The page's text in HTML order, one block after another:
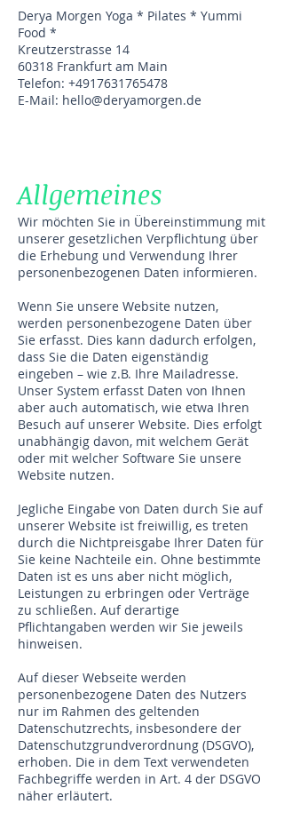
Derya Morgen Yoga * Pilates * Yummi
Food *
Kreutzerstrasse 14
60318 Frankfurt am Main
Telefon: +4917631765478
E-Mail: hello@deryamorgen.de
Allgemeines
Wir möchten Sie in Übereinstimmung mit
unserer gesetzlichen Verpflichtung über
die Erhebung und Verwendung Ihrer
personenbezogenen Daten informieren.
Wenn Sie unsere Website nutzen,
werden personenbezogene Daten über
Sie erfasst. Dies kann dadurch erfolgen,
dass Sie die Daten eigenständig
eingeben – wie z.B. Ihre Mailadresse.
Unser System erfasst Daten von Ihnen
aber auch automatisch, wie etwa Ihren
Besuch auf unserer Website. Dies erfolgt
unabhängig davon, mit welchem Gerät
oder mit welcher Software Sie unsere
Website nutzen.
Jegliche Eingabe von Daten durch Sie auf
unserer Website ist freiwillig, es treten
durch die Nichtpreisgabe Ihrer Daten für
Sie keine Nachteile ein. Ohne bestimmte
Daten ist es uns aber nicht möglich,
Leistungen zu erbringen oder Verträge
zu schließen. Auf derartige
Pflichtangaben werden wir Sie jeweils
hinweisen.
Auf dieser Webseite werden
personenbezogene Daten des Nutzers
nur im Rahmen des geltenden
Datenschutzrechts, insbesondere der
Datenschutzgrundverordnung (DSGVO),
erhoben. Die in dem Text verwendeten
Fachbegriffe werden in Art. 4 der DSGVO
näher erläutert.